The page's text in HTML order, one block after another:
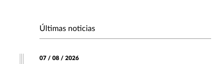
Últimas noticias
07 / 08 / 2026